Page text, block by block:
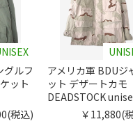
グルフ
ット
税込)
アメリカ軍 BDUジ
ット デザートカモ
DEADSTOCK
￥11,880(